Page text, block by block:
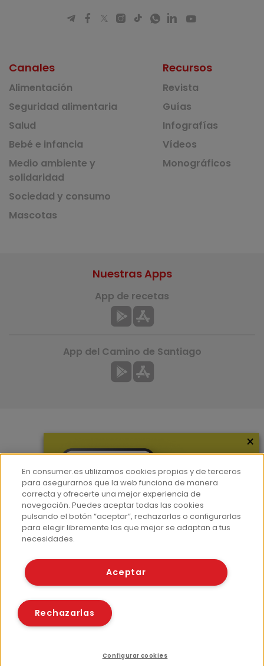
Canales
Alimentación
Seguridad alimentaria
Salud
Bebé e infancia
Medio ambiente y
solidaridad
Sociedad y consumo
Mascotas
Recursos
Revista
Guías
Infografías
Vídeos
Monográficos
Hemeroteca
Contacto
Prensa
Corpus Lingüístico Consumer
Nuestras Apps
App de recetas
App del Camino de Santiago
© Fundación EROSKI
Políticas de cookies
×
En consumer.es utilizamos cookies propias y de terceros
para asegurarnos que la web funciona de manera
correcta y ofrecerte una mejor experiencia de
navegación. Puedes aceptar todas las cookies
pulsando el botón “aceptar”, rechazarlas o configurarlas
para elegir libremente las que mejor se adaptan a tus
necesidades.
Aceptar
Rechazarlas
Configurar cookies